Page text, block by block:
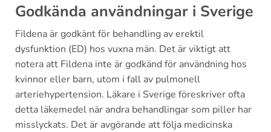
Godkända användningar i Sverige
Fildena är godkänt för behandling av erektil
dysfunktion (ED) hos vuxna män. Det är viktigt att
notera att Fildena inte är godkänd för användning hos
kvinnor eller barn, utom i fall av pulmonell
arteriehypertension. Läkare i Sverige föreskriver ofta
detta läkemedel när andra behandlingar som piller har
misslyckats. Det är avgörande att följa medicinska